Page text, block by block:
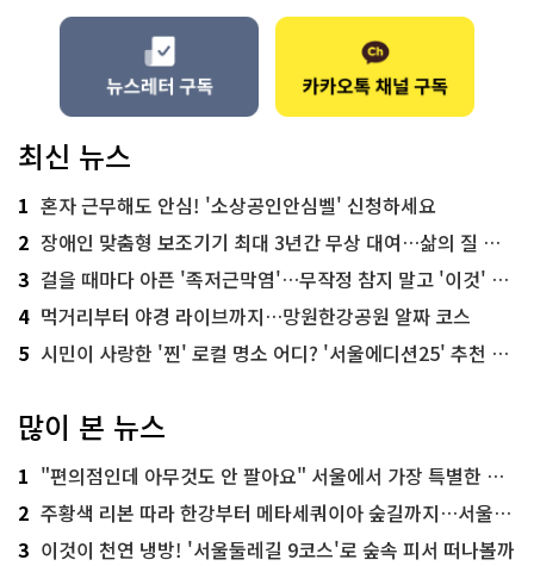
최신 뉴스
1 혼자 근무해도 안심! '소상공인안심벨' 신청하세요
2 장애인 맞춤형 보조기기 최대 3년간 무상 대여…삶의 질 높인다
3 걸을 때마다 아픈 '족저근막염'…무작정 참지 말고 '이것' 해보세요!
4 먹거리부터 야경 라이브까지…망원한강공원 알짜 코스
5 시민이 사랑한 '찐' 로컬 명소 어디? '서울에디션25' 추천 코스
많이 본 뉴스
1 "편의점인데 아무것도 안 팔아요" 서울에서 가장 특별한 편의점의 정체
2 주황색 리본 따라 한강부터 메타세쿼이아 숲길까지…서울둘레길 15코스
3 이것이 천연 냉방! '서울둘레길 9코스'로 숲속 피서 떠나볼까